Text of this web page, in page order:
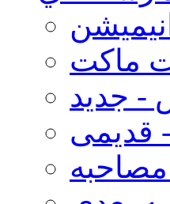
ماکت
- جدید
قدیمی